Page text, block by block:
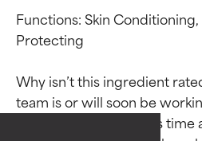
Functions: Skin
Protecting
Why isn’t this ingredient
team is or will soon be
through research takes
ingredientes
ingredientes